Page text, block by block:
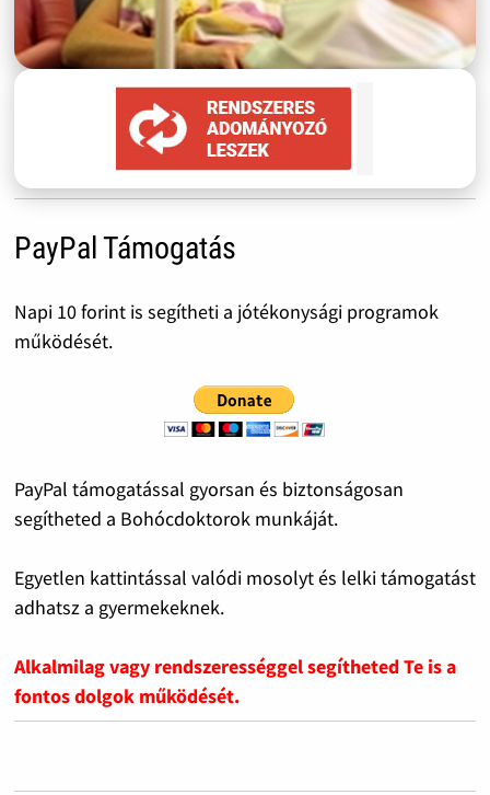
PayPal Támogatás
Napi 10 forint is segítheti a jótékonysági programok
működését.
PayPal támogatással gyorsan és biztonságosan
segítheted a Bohócdoktorok munkáját.
Egyetlen kattintással valódi mosolyt és lelki támogatást
adhatsz a gyermekeknek.
Alkalmilag vagy rendszerességgel segítheted Te is a
fontos dolgok működését.